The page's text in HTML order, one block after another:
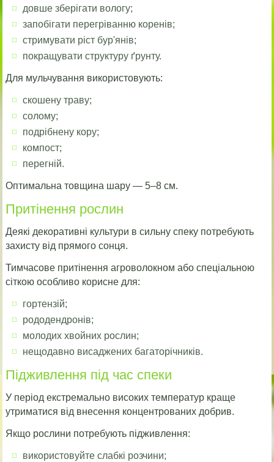
довше зберігати вологу;
запобігати перегріванню коренів;
стримувати ріст бур'янів;
покращувати структуру ґрунту.
Для мульчування використовують:
скошену траву;
солому;
подрібнену кору;
компост;
перегній.
Оптимальна товщина шару — 5–8 см.
Притінення рослин
Деякі декоративні культури в сильну спеку потребують
захисту від прямого сонця.
Тимчасове притінення агроволокном або спеціальною
сіткою особливо корисне для:
гортензій;
рододендронів;
молодих хвойних рослин;
нещодавно висаджених багаторічників.
Підживлення під час спеки
У період екстремально високих температур краще
утриматися від внесення концентрованих добрив.
Якщо рослини потребують підживлення:
використовуйте слабкі розчини;